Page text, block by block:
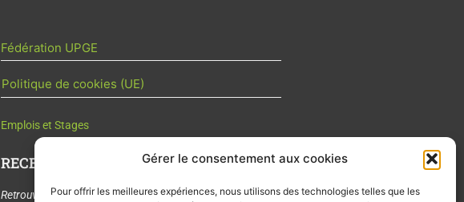
Gérer le consentement aux cookies
Pour offrir les meilleures expériences, nous utilisons des technologies telles que les
Fédération UPGE
Politique de cookies (UE)
Emplois et Stages
RECEVOIR L'ACTU DE LA FILIÈRE
Retrouvez tous les mois les articles terrain de nos